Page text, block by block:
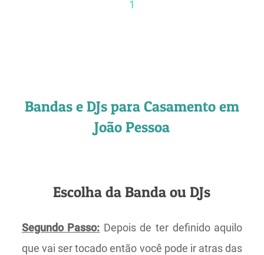
1
Bandas e DJs para Casamento em
João Pessoa
Escolha da Banda ou DJs
Segundo Passo: Depois de ter definido aquilo
que vai ser tocado então você pode ir atras das